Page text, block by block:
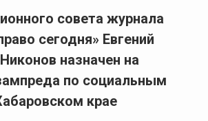
совета журнала
сегодня» Евгений
назначен на
по социальным
крае